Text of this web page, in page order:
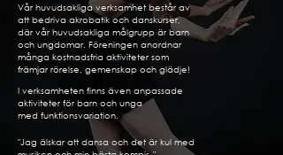
Vår huvudsakliga verksamhet består av
att bedriva akrobatik och danskurser,
där vår huvudsakliga målgrupp är barn
och ungdomar. Föreningen anordnar
många kostnadsfria aktiviteter som
främjar rörelse, gemenskap och glädje!
I verksamheten finns även anpassade
aktiviteter för barn och unga
med funktionsvariation.
"Jag älskar att dansa och det är kul med